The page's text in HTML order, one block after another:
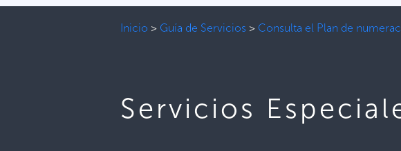
Inicio > Guía de Servicios > Consulta el Plan de
Servicios